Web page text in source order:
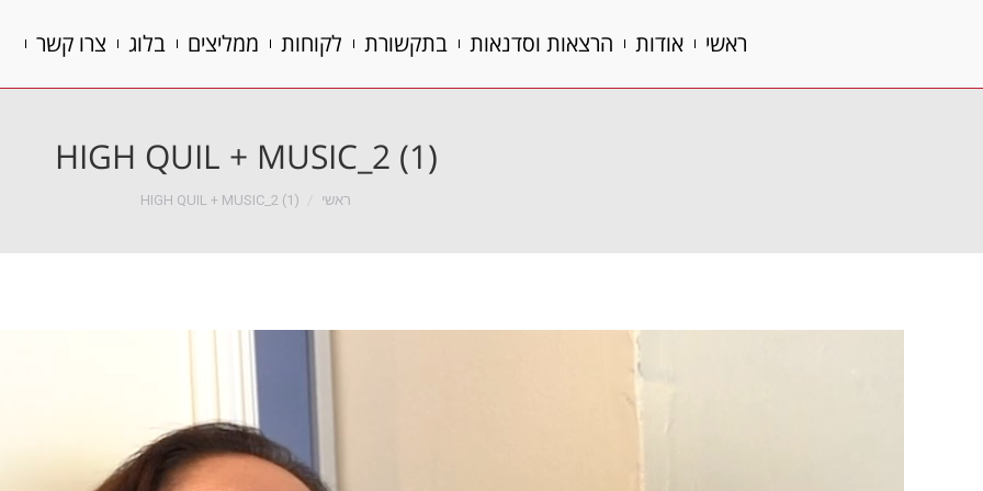
ראשי אודות הרצאות וסדנאות בתקשורת לקוחות ממליצים בלוג צרו קשר
HIGH QUIL + MUSIC_2 (1)
הנך נמצא כאן:
ראשי HIGH QUIL + MUSIC_2 (1)
ראשי אודות הרצאות וסדנאות בתקשורת לקוחות ממליצים בלוג צרו קשר